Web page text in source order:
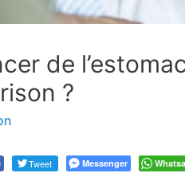
de
?
Tweet Messenger